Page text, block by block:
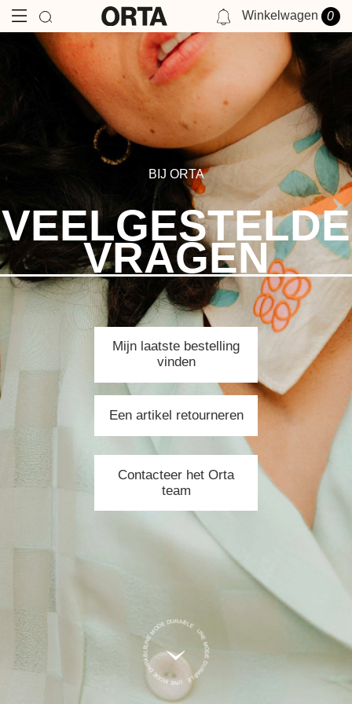
NOTIFICATIES
JE HEBT GEEN MELDING OP DIT MOMENT.
Winkelwagen 0
BIJ ORTA
VEELGESTELDE
VRAGEN
Mijn laatste bestelling
vinden
Een artikel retourneren
Contacteer het Orta
team
UNE MODE DURABLE UNE MODE DURABLE UNE MODE DURABLE